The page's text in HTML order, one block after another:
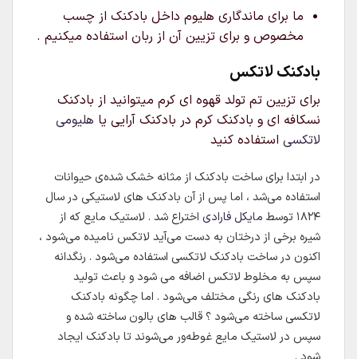
ما برای ماندگاری هلیوم داخل بادکنک از چسب
مخصوص و برای تزیین آن از ربان استفاده میکنیم .
بادکنک لاتکس
برای تزیین تم تولد قهوه ای کرم میتوانید از بادکنک
نسکافه ای و بادکنک کرم در بادکنک آرایی یا هلیومی
لاتکسی استفاده کنید
در ابتدا برای ساخت بادکنک از مثانه خشک شده‌ی حیوانات
استفاده می‌شد ، اما پس از آن بادکنک های لاستیکی در سال
۱۸۲۴ توسط
مایکل فارادی اختراع شد . لاستیک مایع که از
شیره برخی از درختان به دست می‌آید لاتکس نامیده می‌شود ،
اکنون در ساخت بادکنک لاتکسی استفاده می‌شود . رنگدانه
سپس به مخلوط لاتکس اضافه می شود و باعث تولید
بادکنک های رنگی مختلف می‌شود . اما چگونه بادکنک
لاتکسی ساخته می‌شود ؟ قالب های بالون ساخته شده و
سپس در لاستیک مایع غوطه‌ور می‌شوند تا بادکنک ایجاد